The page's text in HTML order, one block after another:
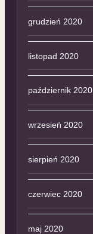
grudzień 2020
listopad 2020
październik 2020
wrzesień 2020
sierpień 2020
czerwiec 2020
maj 2020